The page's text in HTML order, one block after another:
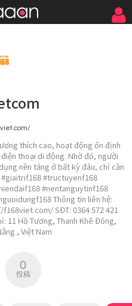
thích cao, hoạt động ổn định
thoại di động. Nhờ đó, người
nền tảng ở bất kỳ đâu, chỉ cần
#tructuyenf168
#nentanguytinf168
Thông tin liên hệ:
SĐT: 0364 572 421
11 Hồ Tương, Thanh Khê Đông,
, Việt Nam
0
投稿